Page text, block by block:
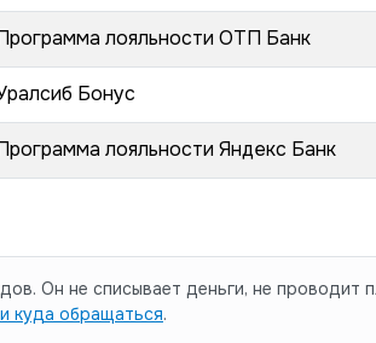
лояльности ОТП Банк
Бонус
лояльности Яндекс Банк
Он не списывает деньги, не проводит
куда обращаться.